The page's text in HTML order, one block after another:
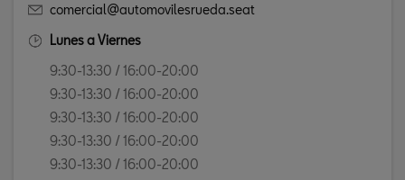
comercial@automovilesrueda.seat
Lunes a Viernes
9:30-13:30 / 16:00-20:00
9:30-13:30 / 16:00-20:00
9:30-13:30 / 16:00-20:00
9:30-13:30 / 16:00-20:00
9:30-13:30 / 16:00-20:00